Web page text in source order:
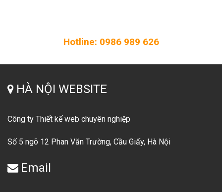
Hotline: 0986 989 626
HÀ NỘI WEBSITE
Công ty Thiết kế web chuyên nghiệp
Số 5 ngõ 12 Phan Văn Trường, Cầu Giấy, Hà Nội
Email